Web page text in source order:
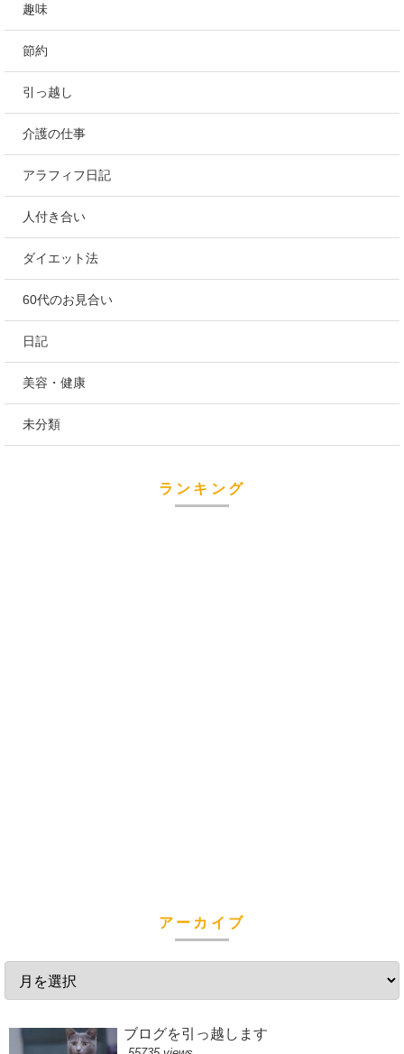
趣味
節約
引っ越し
介護の仕事
アラフィフ日記
人付き合い
ダイエット法
60代のお見合い
日記
美容・健康
未分類
ランキング
アーカイブ
ブログを引っ越します